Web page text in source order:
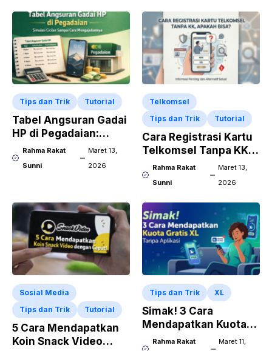
Tips dan Trik Tutorial
Tabel Angsuran Gadai
HP di Pegadaian:
Simulasi Cicilan
Sampai Cara
Rahma Rakat
Sunni
Maret 13,
2026
Telkomsel
Tips dan Trik
Tutorial
Cara Registrasi Kartu
Telkomsel Tanpa KK,
Apakah Bisa?
Rahma Rakat
Sunni
Maret 13,
2026
Sosial Media
Tips dan Trik
Tutorial
5 Cara Mendapatkan
Koin Snack Video
Tips dan Trik XL
Simak! 3 Cara
Mendapatkan Kuota
Gratis XL Tanpa
Rahma Rakat
Maret 11,